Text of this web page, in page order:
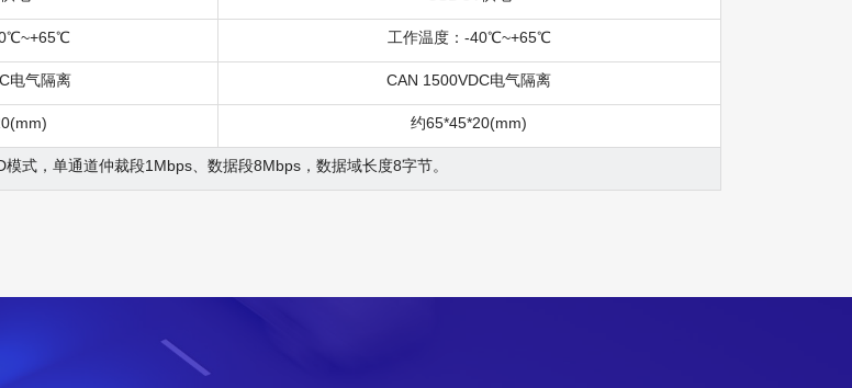
工作温度：-40℃~+65℃
电气隔离 CAN 1500VDC电气隔离
约65*45*20(mm)
式，单通道仲裁段1Mbps、数据段8Mbps，数据域长度8字节。